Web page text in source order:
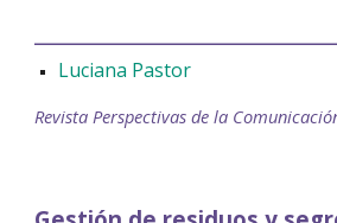
Luciana Pastor
Revista Perspectivas de la